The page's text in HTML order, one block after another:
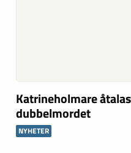
Katrineholmare
dubbelmordet
NYHETER